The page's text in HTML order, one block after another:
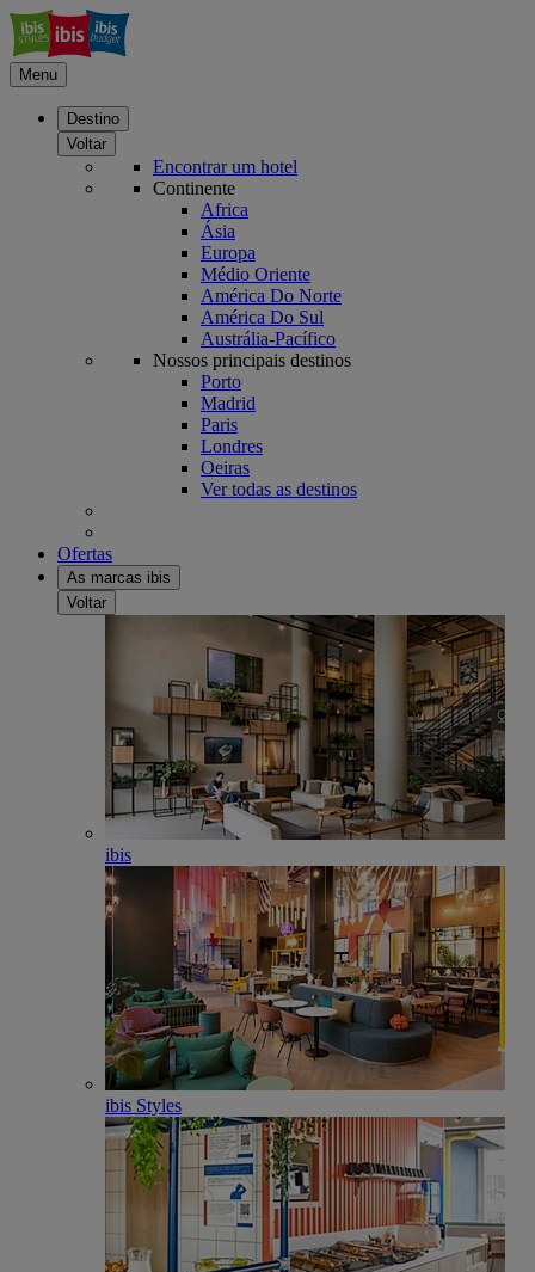
Menu
Destino
Voltar
Encontrar um hotel
Continente
Africa
Ásia
Europa
Médio Oriente
América Do Norte
América Do Sul
Austrália-Pacífico
Nossos principais destinos
Porto
Madrid
Paris
Londres
Oeiras
Ver todas as destinos
Ofertas
As marcas ibis
Voltar
ibis
ibis Styles